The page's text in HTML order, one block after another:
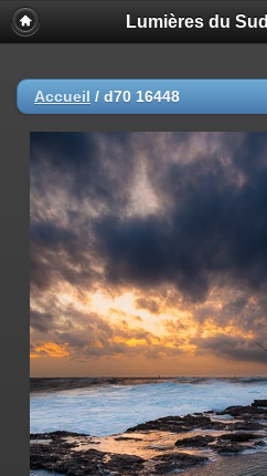
Lumières du
Accueil / d70 16448